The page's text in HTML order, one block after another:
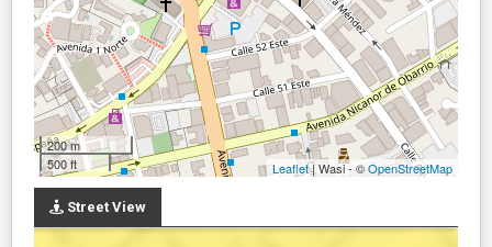
200 m
500 ft
Leaflet| Wasi - ©OpenStreetMap
Street View